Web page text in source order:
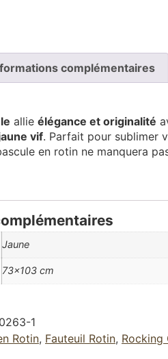
complémentaires
allie élégance et originalité
vif. Parfait pour sublimer
en rotin ne manquera
Jaune
73×103 cm
1
Rotin, Fauteuil Rotin, Rocking